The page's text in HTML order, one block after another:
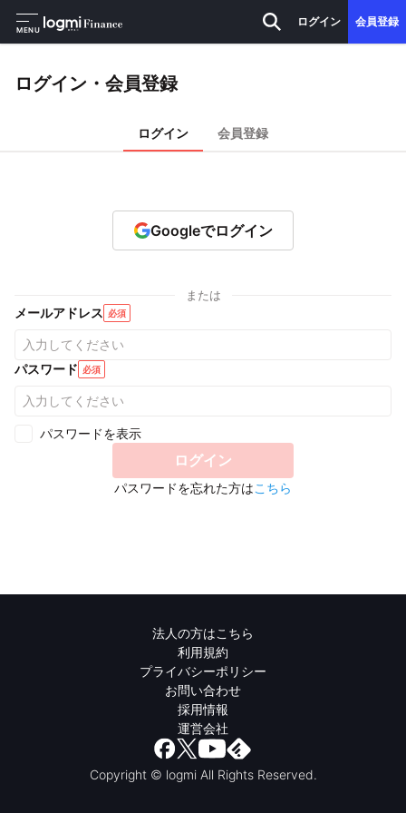
MENU
ログイン 会員登録
ログイン・会員登録
ログイン 会員登録
Googleでログイン
または
メールアドレス 必須
パスワード 必須
パスワードを表示
ログイン
パスワードを忘れた方はこちら
法人の方はこちら
利用規約
プライバシーポリシー
お問い合わせ
採用情報
運営会社
Copyright © logmi All Rights Reserved.